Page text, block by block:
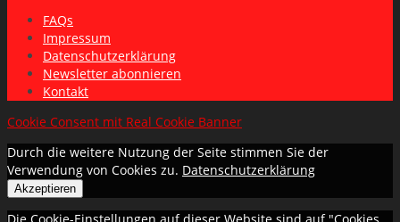
FAQs
Impressum
Datenschutzerklärung
Newsletter abonnieren
Kontakt
Cookie Consent mit Real Cookie Banner
Durch die weitere Nutzung der Seite stimmen Sie der
Verwendung von Cookies zu. Datenschutzerklärung
Akzeptieren